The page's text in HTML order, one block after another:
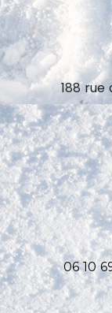
188 rue
06 10